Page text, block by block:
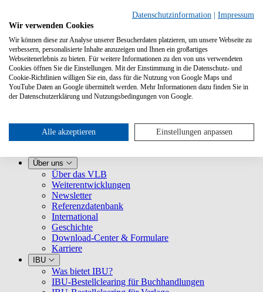
Leistungen
VLB kennenlernen
Für Selfpublisher
Für Dienstleister
Über uns
Über das VLB
Weiterentwicklungen
Newsletter
Referenzdatenbank
International
Geschichte
Download-Center & Formulare
Karriere
IBU
Was bietet IBU?
IBU-Bestellclearing für Buchhandlungen
Datenschutzinformation
Impressum
Wir verwenden Cookies
Wir können diese zur Analyse unserer Besucherdaten platzieren, um unsere Webseite zu
verbessern, personalisierte Inhalte anzuzeigen und Ihnen ein großartiges
Webseitenerlebnis zu bieten. Für weitere Informationen zu den von uns verwendeten
Cookies öffnen Sie die Einstellungen. Mit der Einstimmung in die Datenschutz- und
Cookie-Richtlinien willigen Sie ein, dass für die Nutzung von Google Maps und
YouTube Daten an Google übermittelt werden. Mehr Informationen dazu finden Sie in
der Datenschutzerklärung und Nutzungsbedingungen von Google.
Alle akzeptieren Einstellungen anpassen